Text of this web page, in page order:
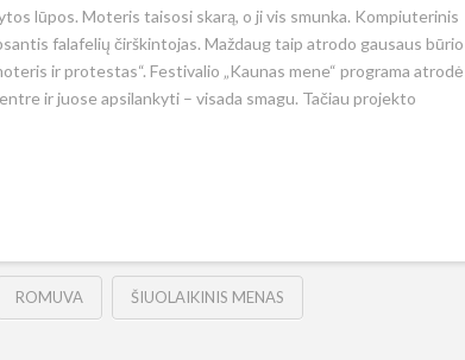
lūpos. Moteris taisosi skarą, o ji vis smunka. Kompiuterinis
falafelių čirškintojas. Maždaug taip atrodo gausaus būrio
ir protestas“. Festivalio „Kaunas mene“ programa atrodė
ir juose apsilankyti – visada smagu. Tačiau projekto
ROMUVA ŠIUOLAIKINIS MENAS